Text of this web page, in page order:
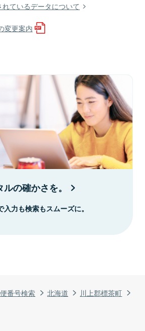
番号検索 北海道
川上郡標茶町
ているデータについて
変更案内
の確かさを。
力も検索もスムーズに。